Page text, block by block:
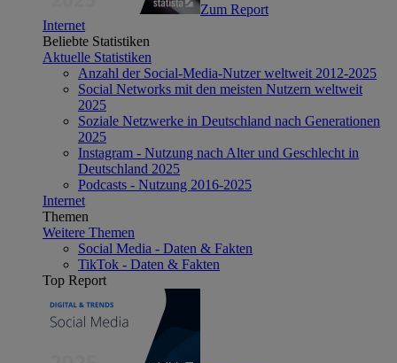
Zum Report
Internet
Beliebte Statistiken
Aktuelle Statistiken
Anzahl der Social-Media-Nutzer weltweit 2012-2025
Social Networks mit den meisten Nutzern weltweit
2025
Soziale Netzwerke in Deutschland nach Generationen
2025
Instagram - Nutzung nach Alter und Geschlecht in
Deutschland 2025
Podcasts - Nutzung 2016-2025
Internet
Themen
Weitere Themen
Social Media - Daten & Fakten
TikTok - Daten & Fakten
Top Report